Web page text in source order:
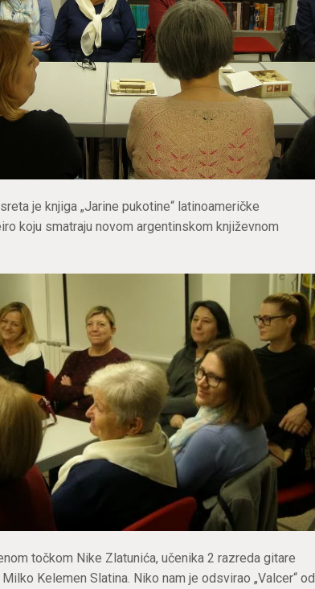
je knjiga „Jarine pukotine“ latinoameričke
koju smatraju novom argentinskom književnom
točkom Nike Zlatunića, učenika 2 razreda gitare
Kelemen Slatina. Niko nam je odsvirao „Valcer“ od